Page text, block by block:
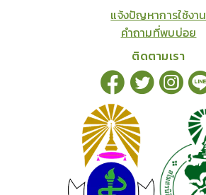
แจ้งปัญหาการใช้งาน
คำถามที่พบบ่อย
ติดตามเรา